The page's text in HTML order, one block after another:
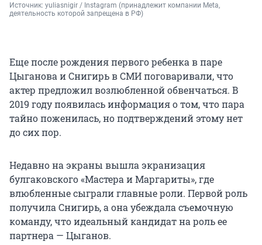
Источник: yuliasnigir / Instagram (принадлежит компании Meta,
деятельность которой запрещена в РФ)
Еще после рождения первого ребенка в паре
Цыганова и Снигирь в СМИ поговаривали, что
актер предложил возлюбленной обвенчаться. В
2019 году появилась информация о том, что пара
тайно поженилась, но подтверждений этому нет
до сих пор.
Недавно на экраны вышла экранизация
булгаковского «Мастера и Маргариты», где
влюбленные сыграли главные роли. Первой роль
получила Снигирь, а она убеждала съемочную
команду, что идеальный кандидат на роль ее
партнера — Цыганов.